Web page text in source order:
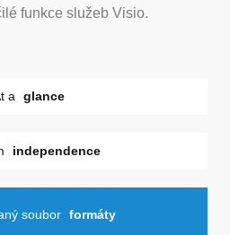
funkce služeb Visio.
a glance
independence
soubor formáty